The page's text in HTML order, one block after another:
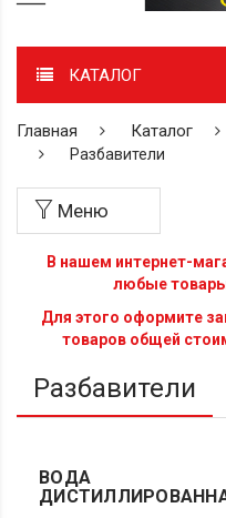
КАТАЛОГ
Главная Каталог
Разбавители
Меню
В нашем интернет-
любые
Для этого оформите
товаров общей
Разбавители
ВОДА